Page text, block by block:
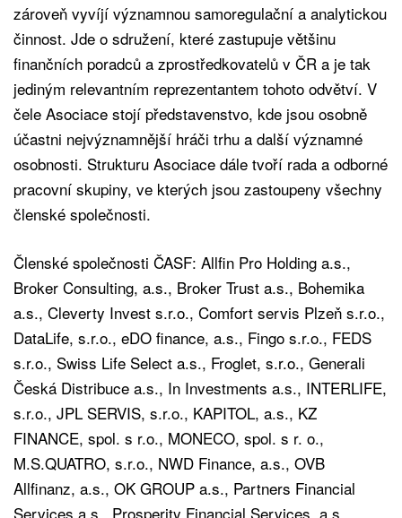
zároveň vyvíjí významnou samoregulační a analytickou
činnost. Jde o sdružení, které zastupuje většinu
finančních poradců a zprostředkovatelů v ČR a je tak
jediným relevantním reprezentantem tohoto odvětví. V
čele Asociace stojí představenstvo, kde jsou osobně
účastni nejvýznamnější hráči trhu a další významné
osobnosti. Strukturu Asociace dále tvoří rada a odborné
pracovní skupiny, ve kterých jsou zastoupeny všechny
členské společnosti.
Členské společnosti ČASF: Allfin Pro Holding a.s.,
Broker Consulting, a.s., Broker Trust a.s., Bohemika
a.s., Cleverty Invest s.r.o., Comfort servis Plzeň s.r.o.,
DataLife, s.r.o., eDO finance, a.s., Fingo s.r.o., FEDS
s.r.o., Swiss Life Select a.s., Froglet, s.r.o., Generali
Česká Distribuce a.s., In Investments a.s., INTERLIFE,
s.r.o., JPL SERVIS, s.r.o., KAPITOL, a.s., KZ
FINANCE, spol. s r.o., MONECO, spol. s r. o.,
M.S.QUATRO, s.r.o., NWD Finance, a.s., OVB
Allfinanz, a.s., OK GROUP a.s., Partners Financial
Services a.s., Prosperity Financial Services, a.s.,